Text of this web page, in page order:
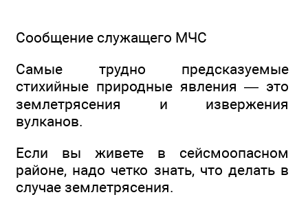
Сообщение служащего МЧС
Самые трудно предсказуемые
стихийные природные явления — это
землетрясения и извержения
вулканов.
Если вы живете в сейсмоопасном
районе, надо четко знать, что делать в
случае землетрясения.